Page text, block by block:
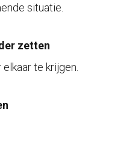
situatie.
zetten
te krijgen.